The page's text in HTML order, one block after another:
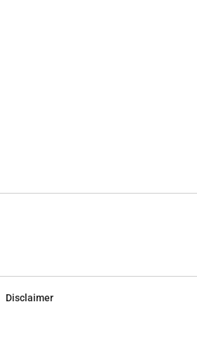
Disclaimer